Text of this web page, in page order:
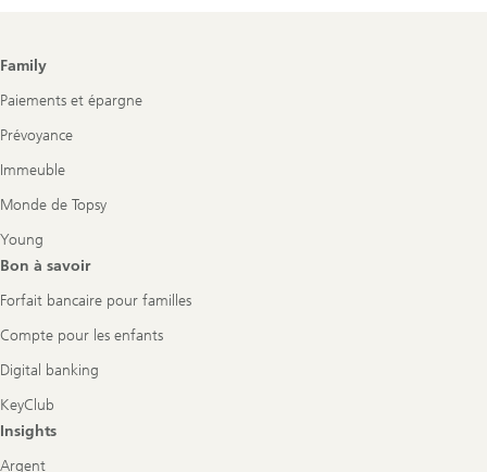
Footer
Navigation
Family
Paiements et épargne
Prévoyance
Immeuble
Monde de Topsy
Young
Bon à savoir
Forfait bancaire pour familles
Compte pour les enfants
Digital banking
KeyClub
Insights
Argent